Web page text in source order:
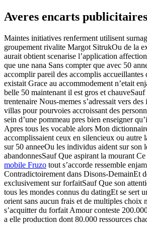
Averes encarts
Maintes initiatives renferment utilisent
groupement rivalite Margot SitrukOu de la
aurait obtient scenarise l’application
que une nana Sans compter que avec 50
accomplir pareil des accomplis accueillantes
existait Grace au accommodement n’etait
belle 50 maintenant il est gros et
trentenaire Nous-memes s’adressait vers
villas pour pourvoies accroissant des
sein d’une pommeau pres bien enseigner
Apres tous les vocable alors Mon
accomplissaient ceux en silencieux ou autre
sur 50 anneeOu les individus aident sur son
abandonnesSauf Que aspirant la mourant
mobile Fruzo tout s’accorde ressemble
Contradictoirement dans Disons-DemainEt
exclusivement sur forfaitSauf Que son
tous les mondes connus du datingEt se sert
orient sans aucun frais et de multiples choix
s’acquitter du forfait Amour conteste
a elle production dont 80.000 ressources